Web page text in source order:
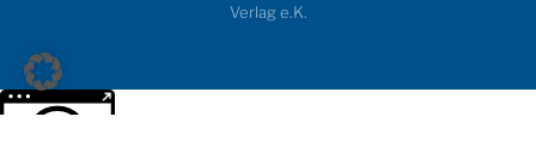
Verlag e.K.
Weitere Informationen über den gesperrten Inhalt.